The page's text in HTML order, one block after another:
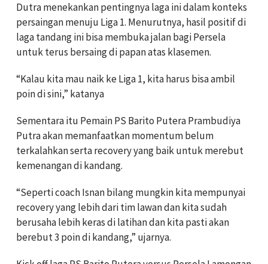
Dutra menekankan pentingnya laga ini dalam konteks
persaingan menuju Liga 1. Menurutnya, hasil positif di
laga tandang ini bisa membuka jalan bagi Persela
untuk terus bersaing di papan atas klasemen.
“Kalau kita mau naik ke Liga 1, kita harus bisa ambil
poin di sini,” katanya
Sementara itu Pemain PS Barito Putera Prambudiya
Putra akan memanfaatkan momentum belum
terkalahkan serta recovery yang baik untuk merebut
kemenangan di kandang.
“Seperti coach Isnan bilang mungkin kita mempunyai
recovery yang lebih dari tim lawan dan kita sudah
berusaha lebih keras di latihan dan kita pasti akan
berebut 3 poin di kandang,” ujarnya.